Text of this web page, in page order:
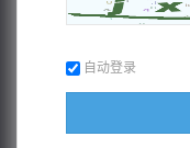
自动登录